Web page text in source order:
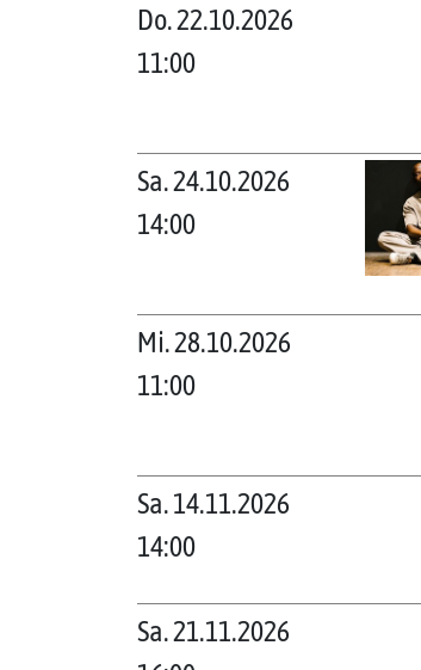
Do. 22.10.2026
11:00
Sa. 24.10.2026
14:00
Mi. 28.10.2026
11:00
Sa. 14.11.2026
14:00
Sa. 21.11.2026